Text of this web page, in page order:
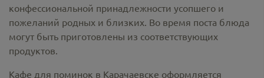
конфессиональной принадлежности усопшего и
пожеланий родных и близких. Во время поста блюда
могут быть приготовлены из соответствующих
продуктов.
Кафе для поминок в Карачаевске оформляется